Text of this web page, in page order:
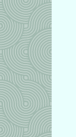
Перейти
к
контенту